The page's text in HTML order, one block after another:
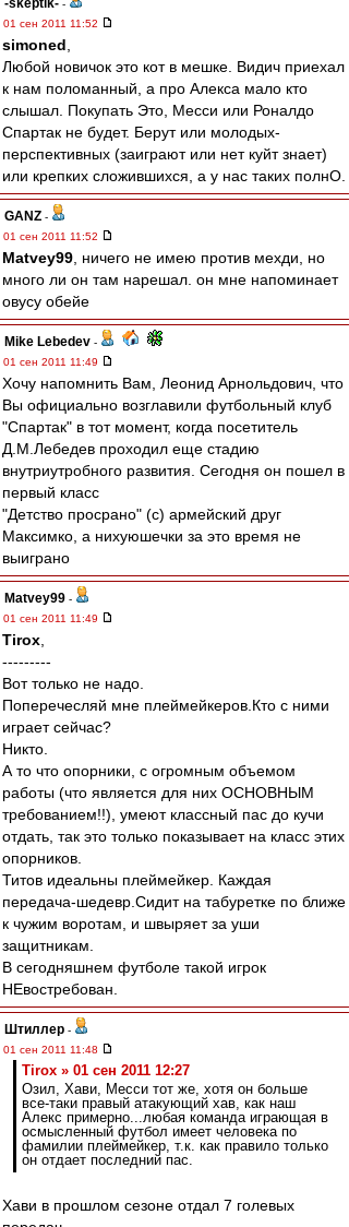
-skeptik- -
01 сен 2011 11:52
simoned
Любой новичок это кот в мешке. Видич приехал
к нам поломанный, а про Алекса мало кто
слышал. Покупать Это, Месси или Роналдо
Спартак не будет. Берут или молодых-
перспективных (заиграют или нет куйт знает)
или крепких сложившихся, а у нас таких полнО.
GANZ -
01 сен 2011 11:52
Matvey99 , ничего не имею против мехди, но
много ли он там нарешал. он мне напоминает
овусу обейе
Mike Lebedev -
01 сен 2011 11:49
Хочу напомнить Вам, Леонид Арнольдович, что
Вы официально возглавили футбольный клуб
"Спартак" в тот момент, когда посетитель
Д.М.Лебедев проходил еще стадию
внутриутробного развития. Сегодня он пошел в
первый класс
"Детство просрано" (с) армейский друг
Максимко, а нихуюшечки за это время не
выиграно
Matvey99 -
01 сен 2011 11:49
Tirox
---------
Вот только не надо.
Поперечесляй мне плеймейкеров.Кто с ними
играет сейчас?
Никто.
А то что опорники, с огромным объемом
работы (что является для них ОСНОВНЫМ
требованием!!), умеют классный пас до кучи
отдать, так это только показывает на класс этих
опорников.
Титов идеальны плеймейкер. Каждая
передача-шедевр.Сидит на табуретке по ближе
к чужим воротам, и швыряет за уши
защитникам.
В сегодняшнем футболе такой игрок
НЕвостребован.
Штиллер -
01 сен 2011 11:48
Tirox » 01 сен 2011 12:27
Озил, Хави, Месси тот же, хотя он больше
все-таки правый атакующий хав, как наш
Алекс примерно...любая команда играющая в
осмысленный футбол имеет человека по
фамилии плеймейкер, т.к. как правило только
он отдает последний пас.
Хави в прошлом сезоне отдал 7 голевых